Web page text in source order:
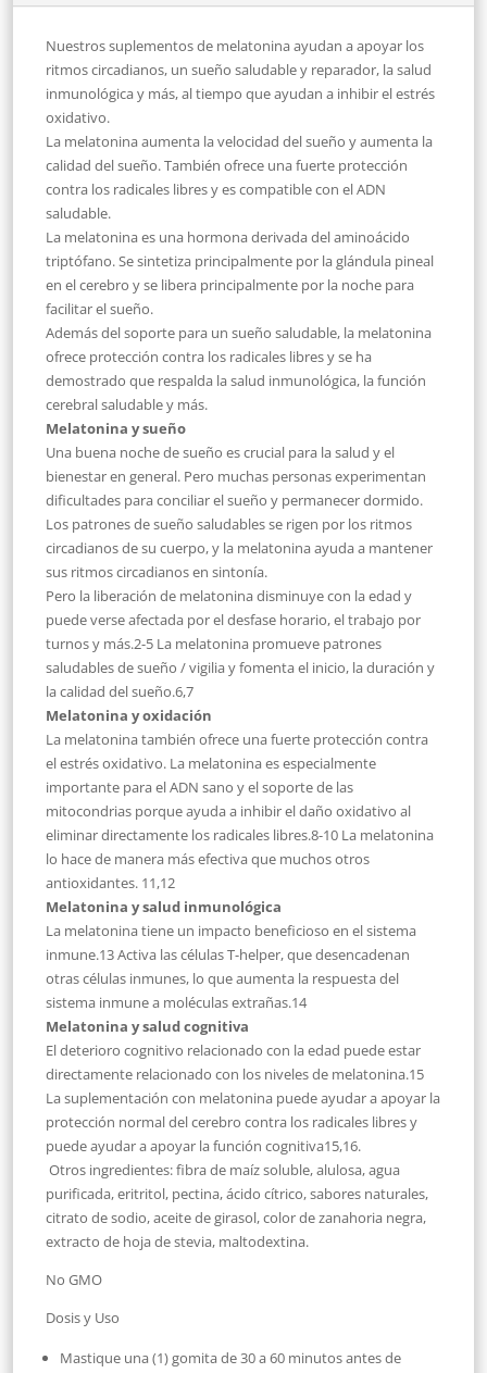
Nuestros suplementos de melatonina ayudan a apoyar los
ritmos circadianos, un sueño saludable y reparador, la salud
inmunológica y más, al tiempo que ayudan a inhibir el estrés
oxidativo.
La melatonina aumenta la velocidad del sueño y aumenta la
calidad del sueño. También ofrece una fuerte protección
contra los radicales libres y es compatible con el ADN
saludable.
La melatonina es una hormona derivada del aminoácido
triptófano. Se sintetiza principalmente por la glándula pineal
en el cerebro y se libera principalmente por la noche para
facilitar el sueño.
Además del soporte para un sueño saludable, la melatonina
ofrece protección contra los radicales libres y se ha
demostrado que respalda la salud inmunológica, la función
cerebral saludable y más.
Melatonina y sueño
Una buena noche de sueño es crucial para la salud y el
bienestar en general. Pero muchas personas experimentan
dificultades para conciliar el sueño y permanecer dormido.
Los patrones de sueño saludables se rigen por los ritmos
circadianos de su cuerpo, y la melatonina ayuda a mantener
sus ritmos circadianos en sintonía.
Pero la liberación de melatonina disminuye con la edad y
puede verse afectada por el desfase horario, el trabajo por
turnos y más.2-5 La melatonina promueve patrones
saludables de sueño / vigilia y fomenta el inicio, la duración y
la calidad del sueño.6,7
Melatonina y oxidación
La melatonina también ofrece una fuerte protección contra
el estrés oxidativo. La melatonina es especialmente
importante para el ADN sano y el soporte de las
mitocondrias porque ayuda a inhibir el daño oxidativo al
eliminar directamente los radicales libres.8-10 La melatonina
lo hace de manera más efectiva que muchos otros
antioxidantes. 11,12
Melatonina y salud inmunológica
La melatonina tiene un impacto beneficioso en el sistema
inmune.13 Activa las células T-helper, que desencadenan
otras células inmunes, lo que aumenta la respuesta del
sistema inmune a moléculas extrañas.14
Melatonina y salud cognitiva
El deterioro cognitivo relacionado con la edad puede estar
directamente relacionado con los niveles de melatonina.15
La suplementación con melatonina puede ayudar a apoyar la
protección normal del cerebro contra los radicales libres y
puede ayudar a apoyar la función cognitiva15,16.
Otros ingredientes: fibra de maíz soluble, alulosa, agua
purificada, eritritol, pectina, ácido cítrico, sabores naturales,
citrato de sodio, aceite de girasol, color de zanahoria negra,
extracto de hoja de stevia, maltodextina.
No GMO
Dosis y Uso
Mastique una (1) gomita de 30 a 60 minutos antes de